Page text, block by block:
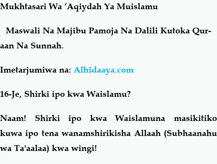
Shirki & Kufru Bid-'ah (Uzushi)
Salaf Wa Ummah
Fiqh-Ibaadah Duaa-Adhkaar
Fataawa Za Ulamaa Kauli Za Salaf
Akhlaaq-Aadaab
Familia-Jamii
Mukhtasari Wa ‘Aqiydah Ya Muislamu
Maswali Na Majibu Pamoja Na Dalili Kutoka Qur-
aan Na Sunnah.
Imetarjumiwa na: Alhidaaya.com
16-Je, Shirki ipo kwa Waislamu?
Naam! Shirki ipo kwa Waislamuna masikitiko
kuwa ipo tena wanamshirikisha Allaah (Subhaanahu
wa Ta'aalaa) kwa wingi!